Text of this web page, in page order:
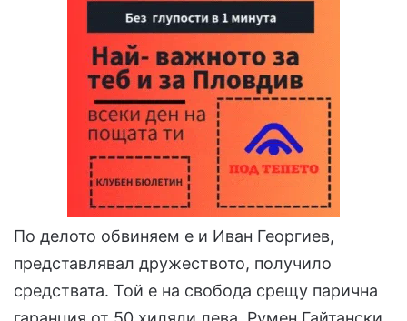
По делото обвиняем е и Иван Георгиев,
представлявал дружеството, получило
средствата. Той е на свобода срещу парична